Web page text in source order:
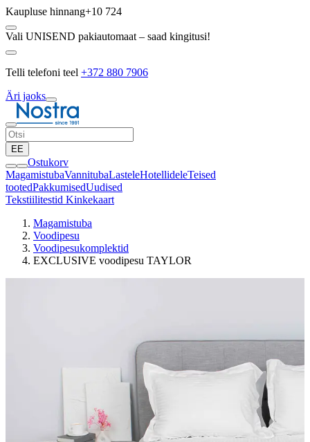
Kaupluse hinnang+10 724
Vali UNISEND pakiautomaat – saad kingitusi!
Telli telefoni teel +372 880 7906
Äri jaoks
EE
Ostukorv
MagamistubaVannitubaLasteleHotellideleTeised
tootedPakkumisedUudised
Tekstiilitestid Kinkekaart
Magamistuba
Voodipesu
Voodipesukomplektid
EXCLUSIVE voodipesu TAYLOR